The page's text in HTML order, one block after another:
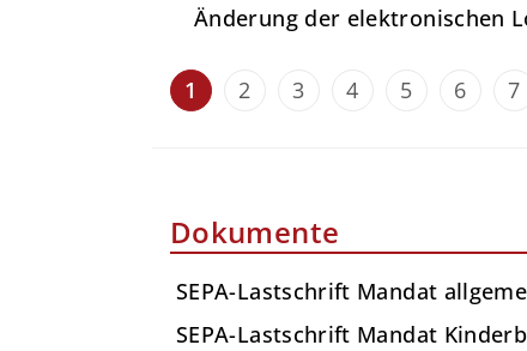
Änderung der elektronischen
1 2 3 4 5 6 7
Dokumente
SEPA-Lastschrift Mandat
SEPA-Lastschrift Mandat